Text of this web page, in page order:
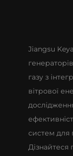
Jiangsu
газу з
вітрової
систем для